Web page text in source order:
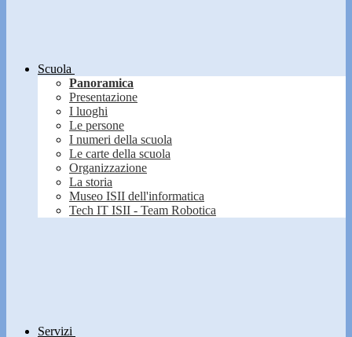
Scuola
Panoramica
Presentazione
I luoghi
Le persone
I numeri della scuola
Le carte della scuola
Organizzazione
La storia
Museo ISII dell'informatica
Tech IT ISII - Team Robotica
Servizi